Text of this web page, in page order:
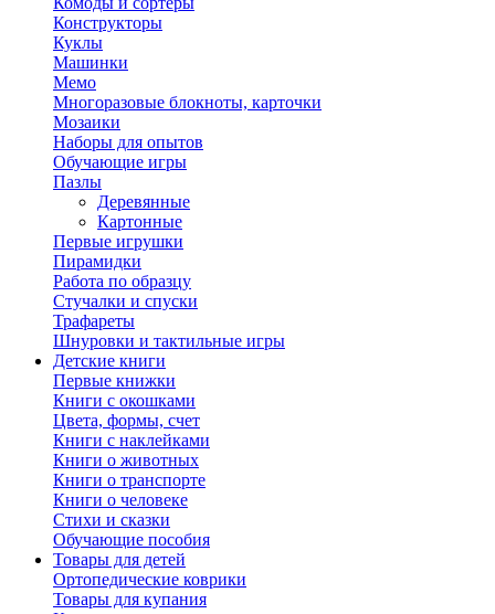
Конструкторы
Куклы
Машинки
Мемо
Многоразовые блокноты, карточки
Мозаики
Наборы для опытов
Обучающие игры
Пазлы
Деревянные
Картонные
Первые игрушки
Пирамидки
Работа по образцу
Стучалки и спуски
Трафареты
Шнуровки и тактильные игры
Детские книги
Первые книжки
Книги с окошками
Цвета, формы, счет
Книги с наклейками
Книги о животных
Книги о транспорте
Книги о человеке
Стихи и сказки
Обучающие пособия
Товары для детей
Ортопедические коврики
Товары для купания